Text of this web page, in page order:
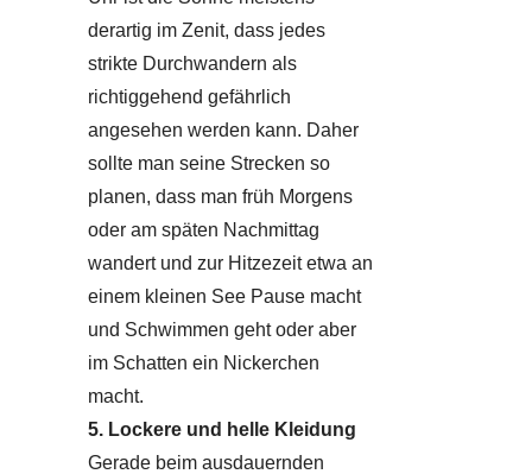
derartig im Zenit, dass jedes
strikte Durchwandern als
richtiggehend gefährlich
angesehen werden kann. Daher
sollte man seine Strecken so
planen, dass man früh Morgens
oder am späten Nachmittag
wandert und zur Hitzezeit etwa an
einem kleinen See Pause macht
und Schwimmen geht oder aber
im Schatten ein Nickerchen
macht.
5. Lockere und helle Kleidung
Gerade beim ausdauernden